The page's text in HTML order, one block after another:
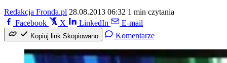
Redakcja Fronda.pl 28.08.2013 06:32 1 min czytania
Facebook
X LinkedIn E-mail
Kopiuj link Skopiowano Komentarze